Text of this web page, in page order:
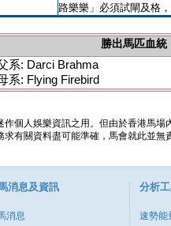
路樂樂」必須試閘及格
勝出馬匹血統
系: Darci Brahma
系: Flying Firebird
個人娛樂資訊之用。但由於香港馬
有關資料盡可能準確，馬會就此並
消息及資訊
消息
分析
速勢能